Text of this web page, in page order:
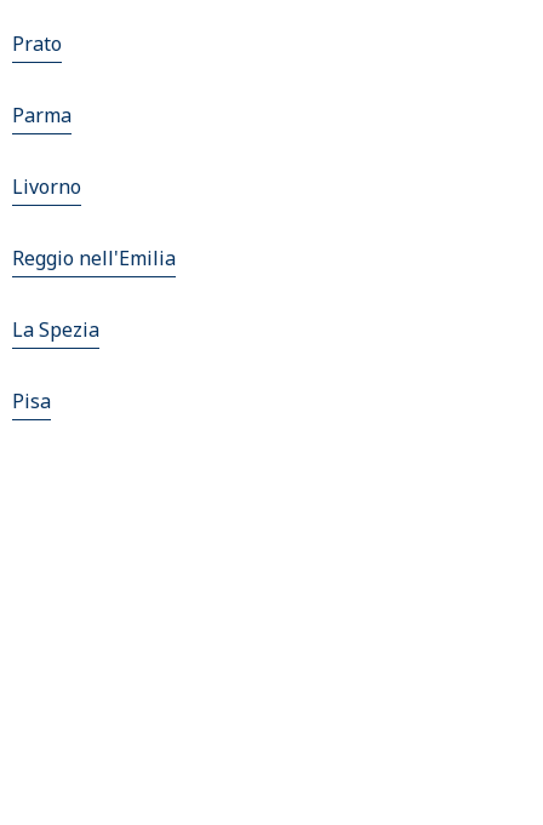
Prato
Parma
Livorno
Reggio nell'Emilia
La Spezia
Pisa